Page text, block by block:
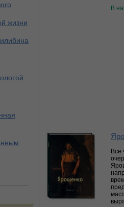
жизни
В
Все